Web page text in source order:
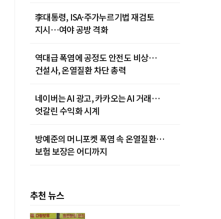
李대통령, ISA·주가누르기법 재검토
지시…여야 공방 격화
역대급 폭염에 공정도 안전도 비상…
건설사, 온열질환 차단 총력
네이버는 AI 광고, 카카오는 AI 거래…
엇갈린 수익화 시계
방예준의 머니포켓 폭염 속 온열질환…
보험 보장은 어디까지
추천 뉴스